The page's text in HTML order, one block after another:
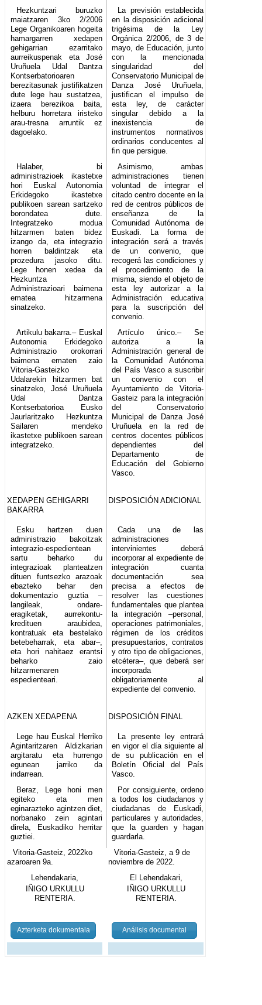
Hezkuntzari buruzko
maiatzaren 3ko 2/2006
Lege Organikoaren hogeita
hamargarren xedapen
gehigarrian ezarritako
aurreikuspenak eta José
Uruñuela Udal Dantza
Kontserbatorioaren
berezitasunak justifikatzen
dute lege hau sustatzea,
izaera berezikoa baita,
helburu horretara iristeko
arau-tresna arruntik ez
dagoelako.
La previsión establecida
en la disposición adicional
trigésima de la Ley
Orgánica 2/2006, de 3 de
mayo, de Educación, junto
con la mencionada
singularidad del
Conservatorio Municipal de
Danza José Uruñuela,
justifican el impulso de
esta ley, de carácter
singular debido a la
inexistencia de
instrumentos normativos
ordinarios conducentes al
fin que persigue.
Halaber, bi
administrazioek ikastetxe
hori Euskal Autonomia
Erkidegoko ikastetxe
publikoen sarean sartzeko
borondatea dute.
Integratzeko modua
hitzarmen baten bidez
izango da, eta integrazio
horren baldintzak eta
prozedura jasoko ditu.
Lege honen xedea da
Hezkuntza
Administrazioari baimena
ematea hitzarmena
sinatzeko.
Asimismo, ambas
administraciones tienen
voluntad de integrar el
citado centro docente en la
red de centros públicos de
enseñanza de la
Comunidad Autónoma de
Euskadi. La forma de
integración será a través
de un convenio, que
recogerá las condiciones y
el procedimiento de la
misma, siendo el objeto de
esta ley autorizar a la
Administración educativa
para la suscripción del
convenio.
Artikulu bakarra.– Euskal
Autonomia Erkidegoko
Administrazio orokorrari
baimena ematen zaio
Vitoria-Gasteizko
Udalarekin hitzarmen bat
sinatzeko, José Uruñuela
Udal Dantza
Kontserbatorioa Eusko
Jaurlaritzako Hezkuntza
Sailaren mendeko
ikastetxe publikoen sarean
integratzeko.
Artículo único.– Se
autoriza a la
Administración general de
la Comunidad Autónoma
del País Vasco a suscribir
un convenio con el
Ayuntamiento de Vitoria-
Gasteiz para la integración
del Conservatorio
Municipal de Danza José
Uruñuela en la red de
centros docentes públicos
dependientes del
Departamento de
Educación del Gobierno
Vasco.
XEDAPEN GEHIGARRI
BAKARRA
DISPOSICIÓN ADICIONAL
Esku hartzen duen
administrazio bakoitzak
integrazio-espedientean
sartu beharko du
integrazioak planteatzen
dituen funtsezko arazoak
ebazteko behar den
dokumentazio guztia –
langileak, ondare-
eragiketak, aurrekontu-
kredituen araubidea,
kontratuak eta bestelako
betebeharrak, eta abar–,
eta hori nahitaez erantsi
beharko zaio
hitzarmenaren
espedienteari.
Cada una de las
administraciones
intervinientes deberá
incorporar al expediente de
integración cuanta
documentación sea
precisa a efectos de
resolver las cuestiones
fundamentales que plantea
la integración –personal,
operaciones patrimoniales,
régimen de los créditos
presupuestarios, contratos
y otro tipo de obligaciones,
etcétera–, que deberá ser
incorporada
obligatoriamente al
expediente del convenio.
AZKEN XEDAPENA DISPOSICIÓN FINAL
Lege hau Euskal Herriko
Agintaritzaren Aldizkarian
argitaratu eta hurrengo
egunean jarriko da
indarrean.
La presente ley entrará
en vigor el día siguiente al
de su publicación en el
Boletín Oficial del País
Vasco.
Beraz, Lege honi men
egiteko eta men
eginarazteko agintzen diet,
norbanako zein agintari
direla, Euskadiko herritar
guztiei.
Por consiguiente, ordeno
a todos los ciudadanos y
ciudadanas de Euskadi,
particulares y autoridades,
que la guarden y hagan
guardarla.
Vitoria-Gasteiz, 2022ko
azaroaren 9a.
Lehendakaria,
IÑIGO URKULLU
RENTERIA.
Azterketa dokumentala
Vitoria-Gasteiz, a 9 de
noviembre de 2022.
El Lehendakari,
IÑIGO URKULLU
RENTERIA.
Análisis documental